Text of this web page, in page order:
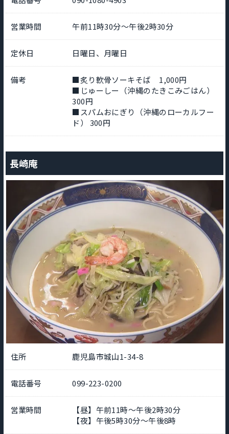
営業時間 午前11時30分～午後2時30分
定休日 日曜日、月曜日
備考
■炙り軟骨ソーキそば 1,000円
■じゅーしー（沖縄のたきこみごはん）
300円
■スパムおにぎり（沖縄のローカルフー
ド） 300円
長崎庵
住所 鹿児島市城山1-34-8
電話番号 099-223-0200
営業時間
【昼】午前11時～午後2時30分
【夜】午後5時30分～午後8時